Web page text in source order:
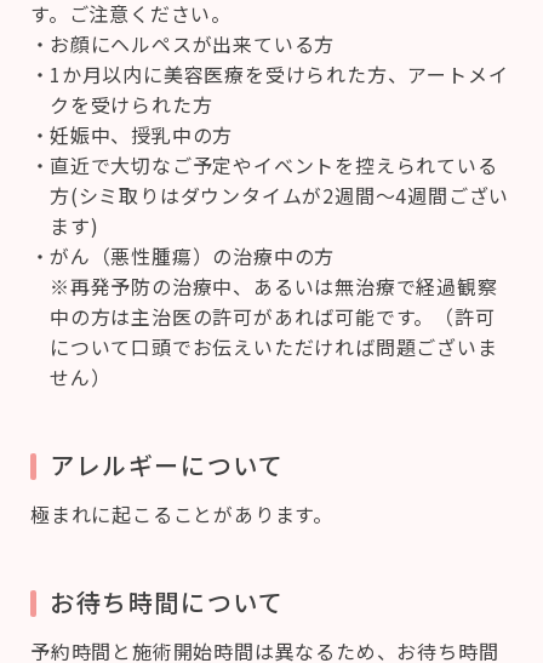
す。ご注意ください。
お顔にヘルペスが出来ている方
1か月以内に美容医療を受けられた方、アートメイ
クを受けられた方
妊娠中、授乳中の方
直近で大切なご予定やイベントを控えられている
方(シミ取りはダウンタイムが2週間〜4週間ござい
ます)
がん（悪性腫瘍）の治療中の方
※再発予防の治療中、あるいは無治療で経過観察
中の方は主治医の許可があれば可能です。（許可
について口頭でお伝えいただければ問題ございま
せん）
アレルギーについて
極まれに起こることがあります。
お待ち時間について
予約時間と施術開始時間は異なるため、お待ち時間